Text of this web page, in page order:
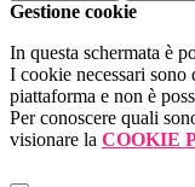
Gestione cookie
In questa schermata è
I cookie necessari
piattaforma e non è
Per conoscere quali
visionare la COOKIE